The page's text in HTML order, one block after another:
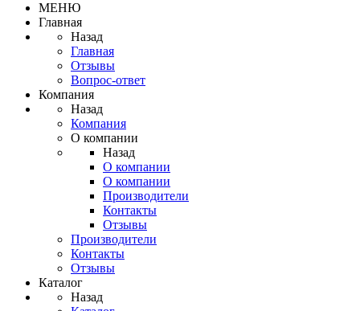
МЕНЮ
Главная
Назад
Главная
Отзывы
Вопрос-ответ
Компания
Назад
Компания
О компании
Назад
О компании
О компании
Производители
Контакты
Отзывы
Производители
Контакты
Отзывы
Каталог
Назад